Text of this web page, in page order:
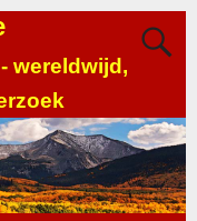
wereldwijd,